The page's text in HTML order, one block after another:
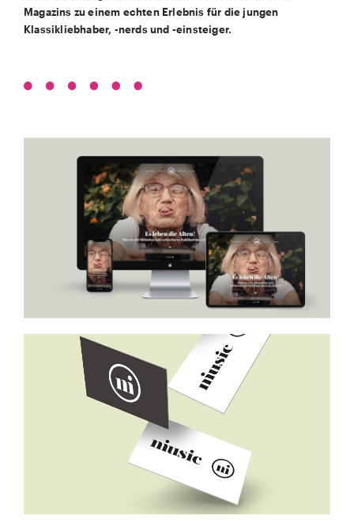
Magazins zu einem echten Erlebnis für die jungen
Klassikliebhaber, -nerds und -einsteiger.